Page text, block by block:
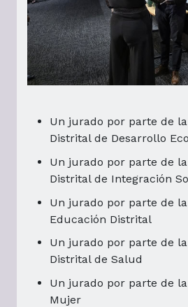
Un jurado por parte de
Distrital de Desarrollo
Un jurado por parte de
Distrital de Integración
Un jurado por parte de
Educación Distrital
Un jurado por parte de
Distrital de Salud
Un jurado por parte de
Mujer